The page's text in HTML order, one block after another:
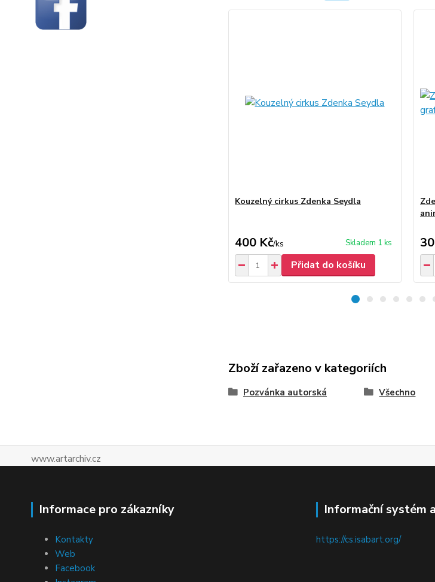
Kouzelný cirkus Zdenka Seydla
400 Kč/ks Skladem 1 ks
Přidat do košíku
Zboží zařazeno v kategoriích
Pozvánka autorská Všechno
www.artarchiv.cz
Informace pro zákazníky
Kontakty
Web
Facebook
Informační systém
https://cs.isabart.org/